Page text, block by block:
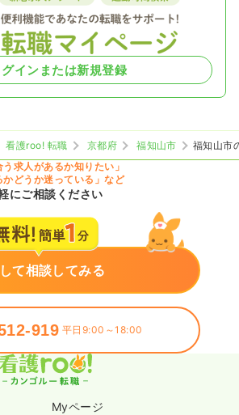
グインまたは新規登録
看護roo! 転職 京都府 福知山市
福知山市
う求人があるか知りたい」
かどうか迷っている」など
にご相談ください
て相談してみる
919 平日9:00～18:00
Myページ